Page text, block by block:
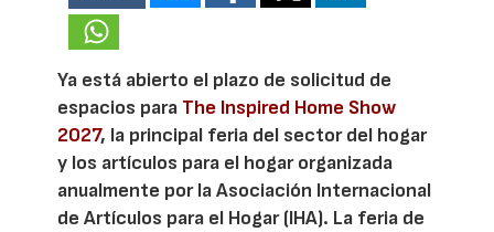
Ya está abierto el plazo de solicitud de
espacios para The Inspired Home Show
2027, la principal feria del sector del hogar
y los artículos para el hogar organizada
anualmente por la Asociación Internacional
de Artículos para el Hogar (IHA). La feria de